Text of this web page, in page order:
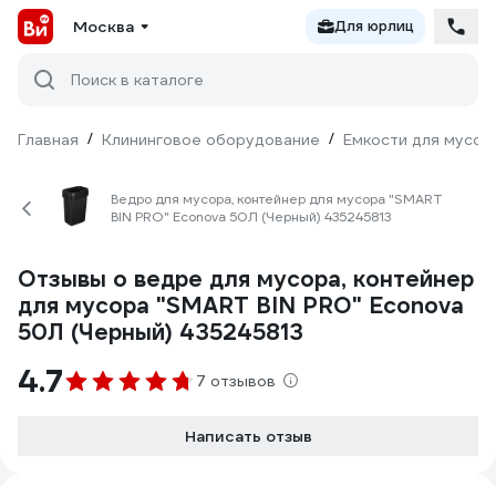
Москва Для юрлиц
Поиск в каталоге
Главная / Клининговое оборудование / Емкости для
Ведро для мусора, контейнер для мусора "SMART
BIN PRO" Econova 50Л (Черный) 435245813
Отзывы о ведре для мусора, контейнер
для мусора "SMART BIN PRO" Econova
50Л (Черный) 435245813
4.7 7 отзывов
Написать отзыв